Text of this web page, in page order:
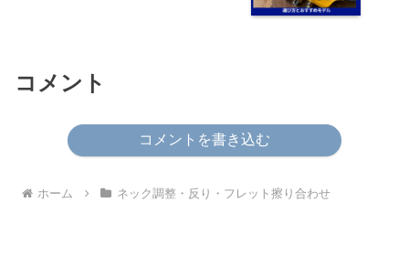
コメント
コメントを書き込む
ホーム ネック調整・反り・フレット擦り合わせ